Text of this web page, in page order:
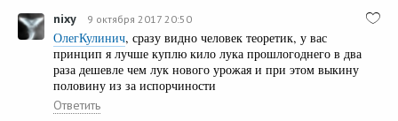
nixy 9 октября 2017 20:50
ОлегКулинич, сразу видно человек теоретик, у вас
принцип я лучше куплю кило лука прошлогоднего в два
раза дешевле чем лук нового урожая и при этом выкину
половину из за испорчиности
Ответить